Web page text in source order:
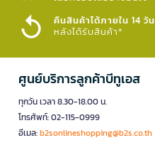
คืนสินค้าได้ภายใน 14 วัน
หลังได้รับสินค้า*
ศูนย์บริการลูกค้าบีทูเอส
ทุกวัน เวลา 8.30-18.00 น.
โทรศัพท์: 02-115-0999
อีเมล:b2sonlineshopping@b2s.co.th